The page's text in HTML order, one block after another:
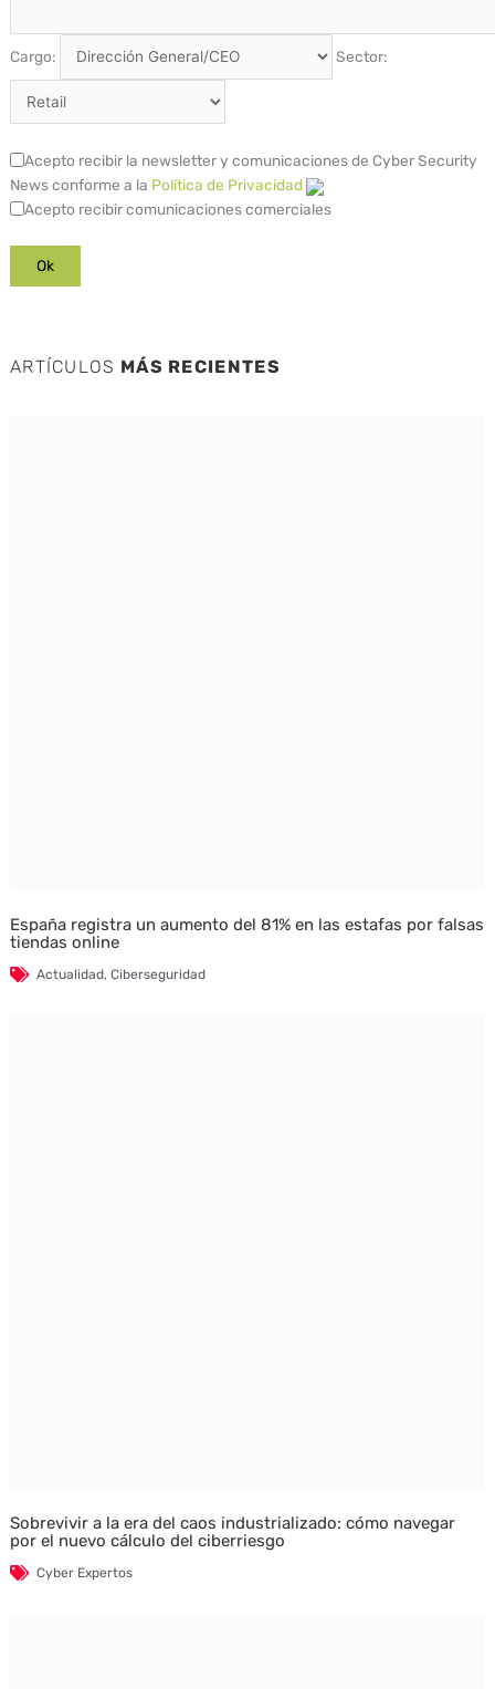
Cargo: Sector:
Acepto recibir la newsletter y comunicaciones de Cyber Security
News conforme a la Política de Privacidad
Acepto recibir comunicaciones comerciales
ARTÍCULOS MÁS RECIENTES
España registra un aumento del 81% en las estafas por falsas
tiendas online
Actualidad, Ciberseguridad
Sobrevivir a la era del caos industrializado: cómo navegar
por el nuevo cálculo del ciberriesgo
Cyber Expertos